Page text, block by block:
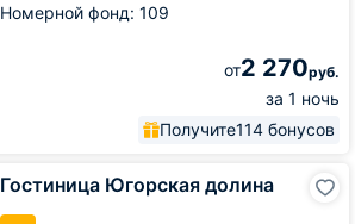
Номерной фонд: 109
от2 270руб.
за 1 ночь
Получите114 бонусов
Гостиница Югорская долина